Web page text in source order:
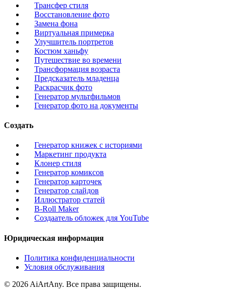
Трансфер стиля
Восстановление фото
Замена фона
Виртуальная примерка
Улучшитель портретов
Костюм ханьфу
Путешествие во времени
Трансформация возраста
Предсказатель младенца
Раскрасчик фото
Генератор мультфильмов
Генератор фото на документы
Создать
Генератор книжек с историями
Маркетинг продукта
Клонер стиля
Генератор комиксов
Генератор карточек
Генератор слайдов
Иллюстратор статей
B-Roll Maker
Создаатель обложек для YouTube
Юридическая информация
Политика конфиденциальности
Условия обслуживания
© 2026 AiArtAny. Все права защищены.